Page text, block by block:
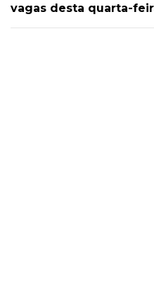
vagas desta quarta-